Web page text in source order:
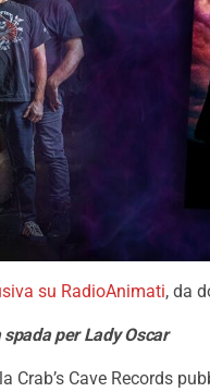
su RadioAnimati, da
spada per Lady Oscar
Crab’s Cave Records